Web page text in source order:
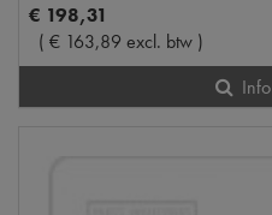
€ 198,31
( € 163,89 excl. btw )
Info